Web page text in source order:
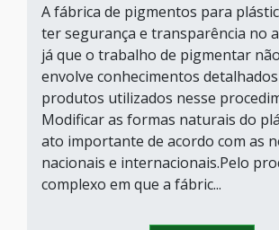
A fábrica de pigmentos para
ter segurança e transparência no
já que o trabalho de pigmentar
envolve conhecimentos
produtos utilizados nesse
Modificar as formas naturais do
ato importante de acordo com as
nacionais e internacionais.Pelo
complexo em que a fábric...